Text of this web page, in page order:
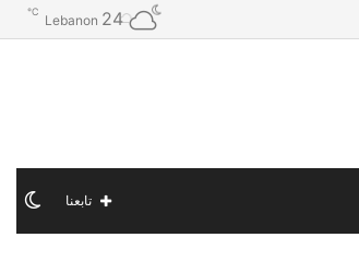
Lebanon 24
℃
تابعنا